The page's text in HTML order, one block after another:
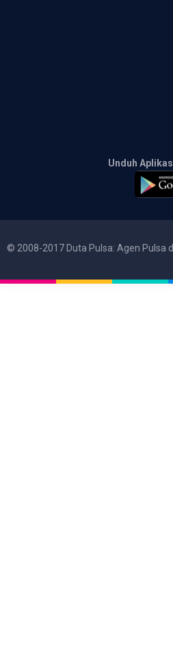
Unduh
© 2008-2017 Duta Pulsa: Agen Pulsa